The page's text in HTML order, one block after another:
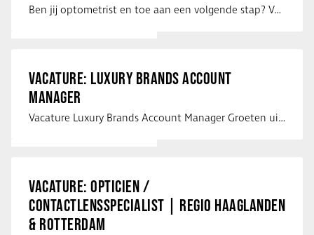
Ben jij optometrist en toe aan een volgende stap? Voor een optiekketen is Eye …
VACATURE: LUXURY BRANDS ACCOUNT
MANAGER
Vacature Luxury Brands Account Manager Groeten uit Spanje! Vanaf mijn …
VACATURE: OPTICIEN /
CONTACTLENSSPECIALIST | REGIO HAAGLANDEN
& ROTTERDAM